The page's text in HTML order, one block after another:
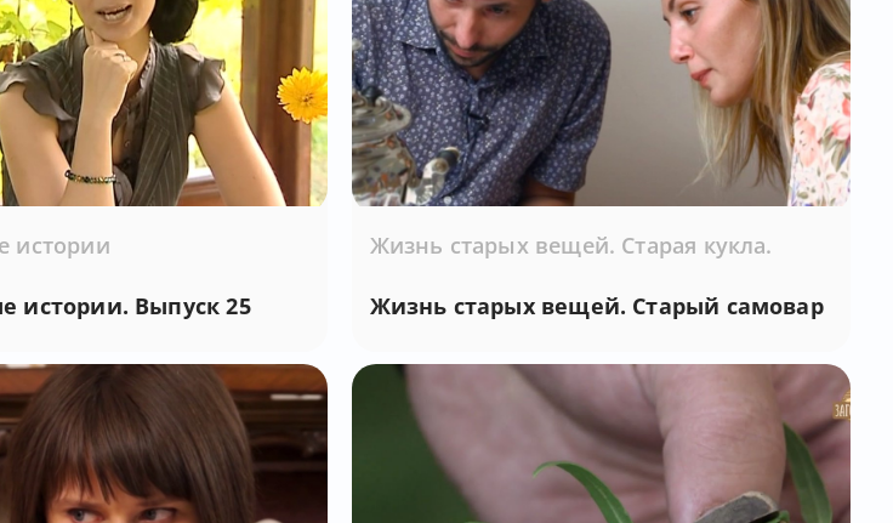
истории
истории. Выпуск 25
Жизнь старых вещей. Старая кукла.
Жизнь старых вещей. Старый самовар